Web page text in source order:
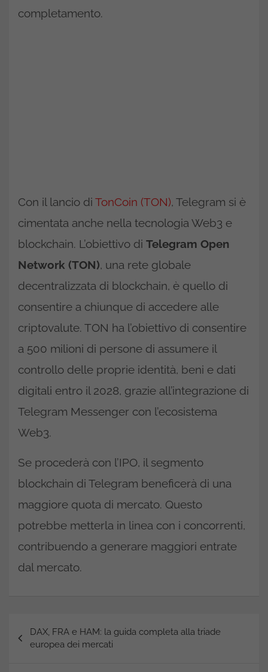
completamento.
Con il lancio di TonCoin (TON), Telegram si è
cimentata anche nella tecnologia Web3 e
blockchain. L’obiettivo di Telegram Open
Network (TON), una rete globale
decentralizzata di blockchain, è quello di
consentire a chiunque di accedere alle
criptovalute. TON ha l’obiettivo di consentire
a 500 milioni di persone di assumere il
controllo delle proprie identità, beni e dati
digitali entro il 2028, grazie all’integrazione di
Telegram Messenger con l’ecosistema
Web3.
Se procederà con l’IPO, il segmento
blockchain di Telegram beneficerà di una
maggiore quota di mercato. Questo
potrebbe metterla in linea con i concorrenti,
contribuendo a generare maggiori entrate
dal mercato.
articoli
DAX, FRA e HAM: la guida completa alla triade
europea dei mercati